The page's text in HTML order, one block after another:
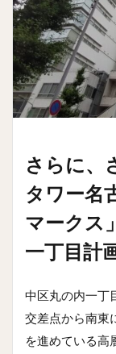
さらに、
タワー名
マークス
一丁目計
中区丸の内一丁
交差点から南東
を進めている高